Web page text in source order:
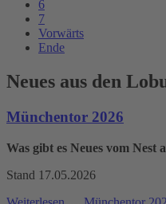
6
7
Vorwärts
Ende
Neues aus den
Münchentor 2026
Was gibt es Neues vom Nest
Stand 17.05.2026